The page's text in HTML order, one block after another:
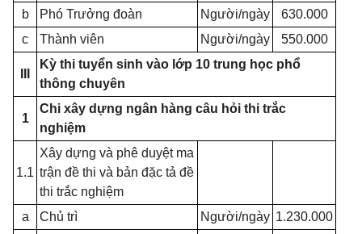
b
Phó Trưởng đoàn Người/ngày
630.000
c
Thành viên Người/ngày 550.000
Kỳ thi tuyển sinh vào lớp 10 trung học phổ
thông chuyên
1
Chi xây dựng ngân hàng câu hỏi thi trắc
nghiệm
1.1
Xây dựng và phê duyệt ma
trận đề thi và bản đặc tả đề
thi trắc nghiệm
a
Chủ trì Người/ngày 1.230.000